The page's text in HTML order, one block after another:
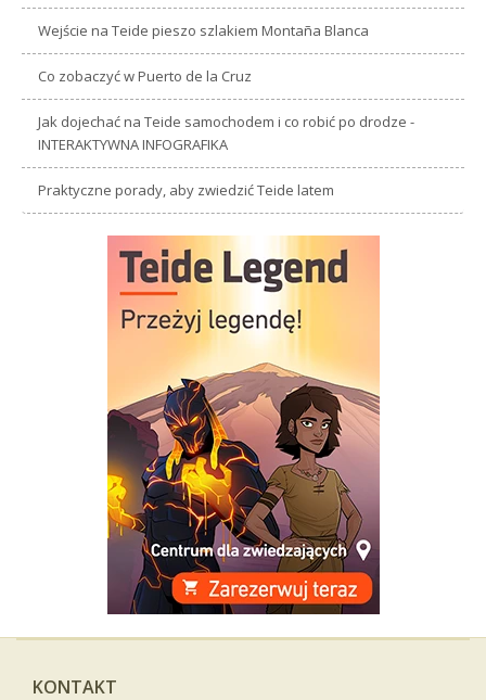
Wejście na Teide pieszo szlakiem Montaña Blanca
Co zobaczyć w Puerto de la Cruz
Jak dojechać na Teide samochodem i co robić po drodze -
INTERAKTYWNA INFOGRAFIKA
Praktyczne porady, aby zwiedzić Teide latem
KONTAKT